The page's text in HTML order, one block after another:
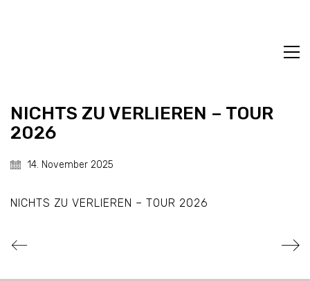
NICHTS ZU VERLIEREN – TOUR
2026
14. November 2025
NICHTS ZU VERLIEREN – TOUR 2026